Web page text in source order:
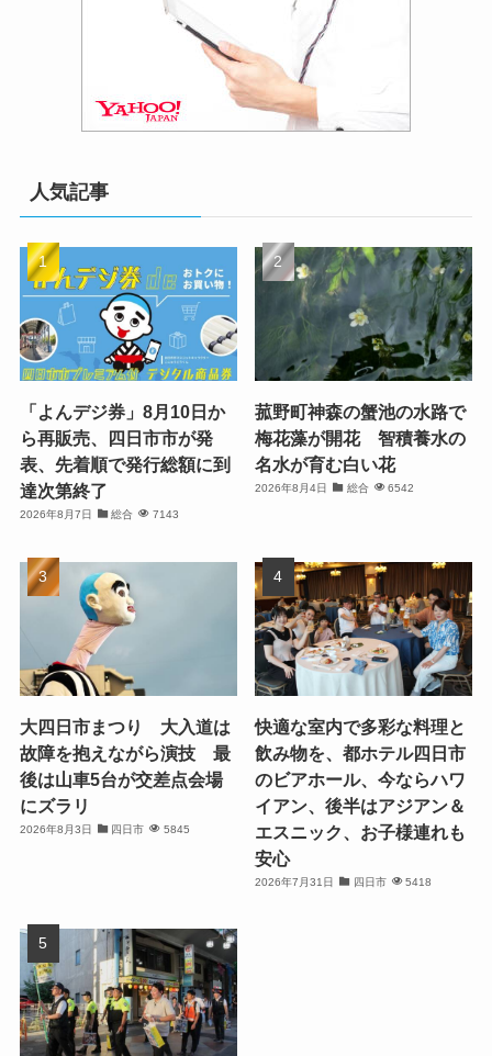
人気記事
「よんデジ券」8月10日か
ら再販売、四日市市が発
表、先着順で発行総額に到
達次第終了
2026年8月7日 総合 7143
菰野町神森の蟹池の水路で
梅花藻が開花 智積養水の
名水が育む白い花
2026年8月4日 総合 6542
大四日市まつり 大入道は
故障を抱えながら演技 最
後は山車5台が交差点会場
にズラリ
2026年8月3日 四日市 5845
快適な室内で多彩な料理と
飲み物を、都ホテル四日市
のビアホール、今ならハワ
イアン、後半はアジアン＆
エスニック、お子様連れも
安心
2026年7月31日 四日市 5418